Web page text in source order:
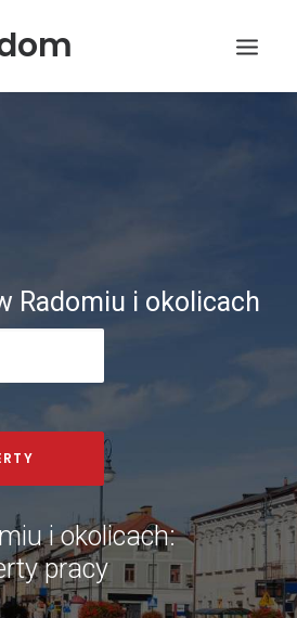
Radomiu i okolicach
i okolicach:
pracy